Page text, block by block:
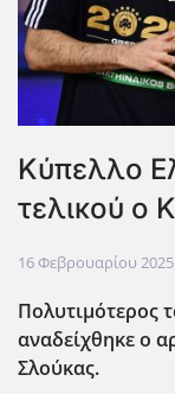
Κύπελλο
τελικού ο
16 Φεβρουαρίου 2025
Πολυτιμότερος
αναδείχθηκε ο
Σλούκας.